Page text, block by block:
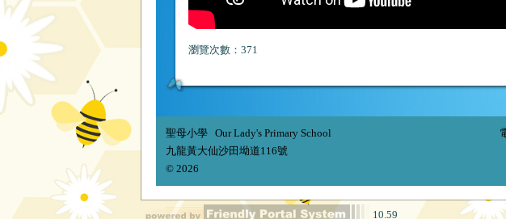
瀏覽次數：371
聖母小學 Our Lady's Primary School
九龍黃大仙沙田坳道116號
© 2026
10.59